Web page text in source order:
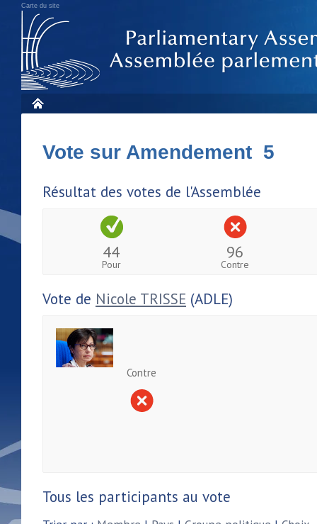
Carte du site
Vote sur Amendement 5
Résultat des votes de l'Assemblée
44
Pour
96
Contre
Vote de Nicole TRISSE (ADLE)
Contre
Tous les participants au vote